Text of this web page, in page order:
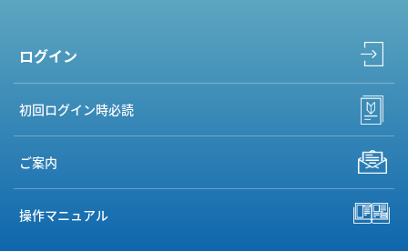
ログイン
初回ログイン時必読
ご案内
操作マニュアル